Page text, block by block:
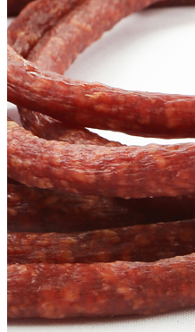
Колбасы
Сырокопченые колбасы
Колбаски мясные